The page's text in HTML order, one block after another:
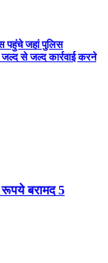
पहुंचे जहां पुलिस
जल्द से जल्द कार्रवाई करने
बरामद 5